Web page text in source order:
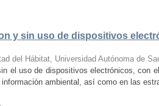
y sin uso de dispositivos
del Hábitat, Universidad Autónoma de
el uso de dispositivos electrónicos, con
ambiental, así como en las